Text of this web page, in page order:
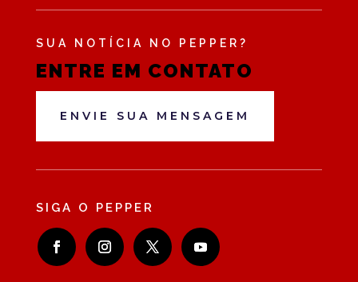
SUA NOTÍCIA NO PEPPER?
ENTRE EM CONTATO
ENVIE SUA MENSAGEM
SIGA O PEPPER